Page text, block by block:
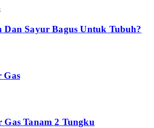
Dan Sayur Bagus Untuk Tubuh?
Gas
Tanam 2 Tungku